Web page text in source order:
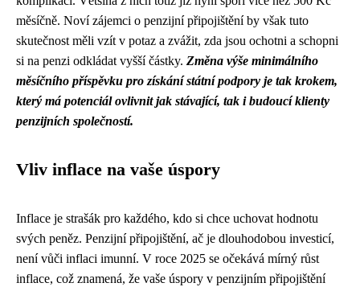
měsíčně. Noví zájemci o penzijní připojištění by však tuto
skutečnost měli vzít v potaz a zvážit, zda jsou ochotni a schopni
si na penzi odkládat vyšší částky. Změna výše minimálního
měsíčního příspěvku pro získání státní podpory je tak krokem,
který má potenciál ovlivnit jak stávající, tak i budoucí klienty
penzijních společností.
Vliv inflace na vaše úspory
Inflace je strašák pro každého, kdo si chce uchovat hodnotu
svých peněz. Penzijní připojištění, ač je dlouhodobou investicí,
není vůči inflaci imunní. V roce 2025 se očekává mírný růst
inflace, což znamená, že vaše úspory v penzijním připojištění